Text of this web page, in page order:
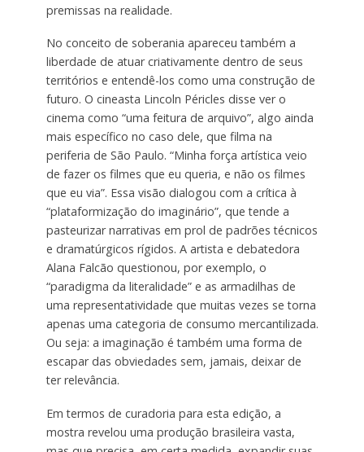
premissas na realidade.
No conceito de soberania apareceu também a
liberdade de atuar criativamente dentro de seus
territórios e entendê-los como uma construção de
futuro. O cineasta Lincoln Péricles disse ver o
cinema como “uma feitura de arquivo”, algo ainda
mais específico no caso dele, que filma na
periferia de São Paulo. “Minha força artística veio
de fazer os filmes que eu queria, e não os filmes
que eu via”. Essa visão dialogou com a crítica à
“plataformização do imaginário”, que tende a
pasteurizar narrativas em prol de padrões técnicos
e dramatúrgicos rígidos. A artista e debatedora
Alana Falcão questionou, por exemplo, o
“paradigma da literalidade” e as armadilhas de
uma representatividade que muitas vezes se torna
apenas uma categoria de consumo mercantilizada.
Ou seja: a imaginação é também uma forma de
escapar das obviedades sem, jamais, deixar de
ter relevância.
Em termos de curadoria para esta edição, a
mostra revelou uma produção brasileira vasta,